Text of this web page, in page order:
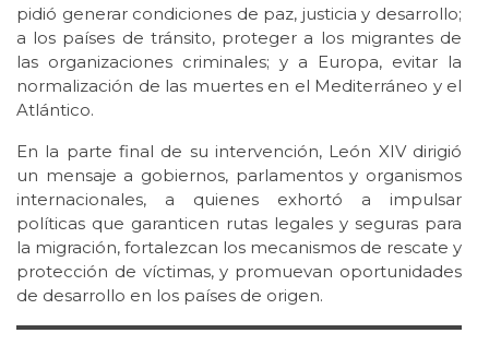
pidió generar condiciones de paz, justicia y desarrollo;
a los países de tránsito, proteger a los migrantes de
las organizaciones criminales; y a Europa, evitar la
normalización de las muertes en el Mediterráneo y el
Atlántico.
En la parte final de su intervención, León XIV dirigió
un mensaje a gobiernos, parlamentos y organismos
internacionales, a quienes exhortó a impulsar
políticas que garanticen rutas legales y seguras para
la migración, fortalezcan los mecanismos de rescate y
protección de víctimas, y promuevan oportunidades
de desarrollo en los países de origen.